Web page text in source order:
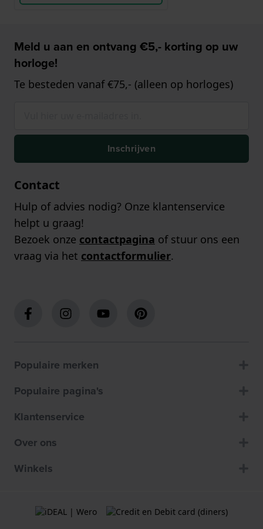
Meld u aan en ontvang €5,- korting op uw
horloge!
Te besteden vanaf €75,- (alleen op horloges)
Inschrijven
Contact
Hulp of advies nodig? Onze klantenservice
helpt u graag!
Bezoek onze contactpagina of stuur ons een
vraag via het contactformulier.
Populaire merken
Populaire pagina's
Klantenservice
Over ons
Winkels